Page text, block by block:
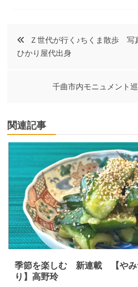
投
稿
ビ
ゲ
ー
シ
ョ
ン
Ｚ世代が行く♪ちくま散歩
ひかり屋代出身
千曲市内モニュメント
関連記事
季節を楽しむ 新連載 【やみ
り】高野玲